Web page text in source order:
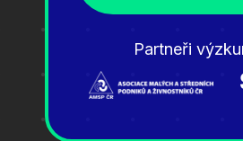
Partneři